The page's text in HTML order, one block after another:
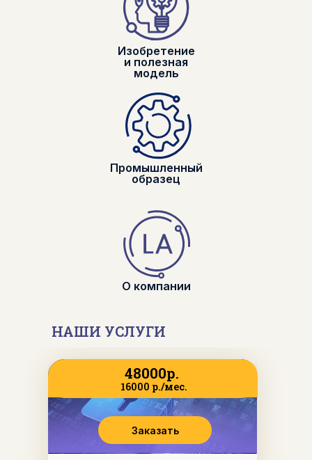
Промышленный
образец
О компании
Изобретение
и полезная
модель
НАШИ УСЛУГИ
Заказать
48000р.
16000 р./мес.